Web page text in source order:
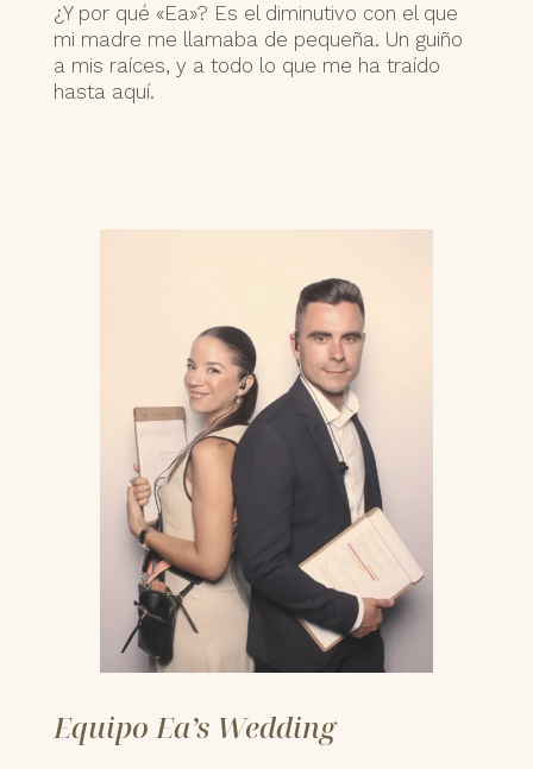
¿Y por qué «Ea»? Es el diminutivo con el que
mi madre me llamaba de pequeña. Un guiño
a mis raíces, y a todo lo que me ha traído
hasta aquí.
Equipo Ea’s Wedding